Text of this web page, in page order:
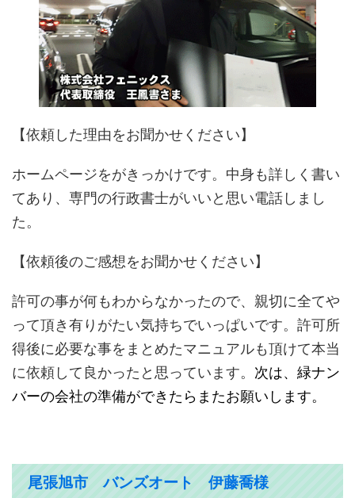
【依頼した理由をお聞かせください】
ホームページをがきっかけです。中身も詳しく書い
てあり、専門の行政書士がいいと思い電話しまし
た。
【依頼後のご感想をお聞かせください】
許可の事が何もわからなかったので、親切に全てや
って頂き有りがたい気持ちでいっぱいです。許可所
得後に必要な事をまとめたマニュアルも頂けて本当
に依頼して良かったと思っています。 次は、緑ナン
バーの会社の準備ができたらまたお願いします。
尾張旭市 バンズオート 伊藤喬様